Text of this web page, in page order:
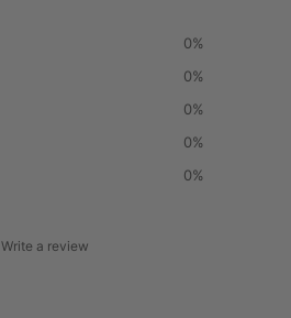
0%
0%
0%
0%
0%
Write a review